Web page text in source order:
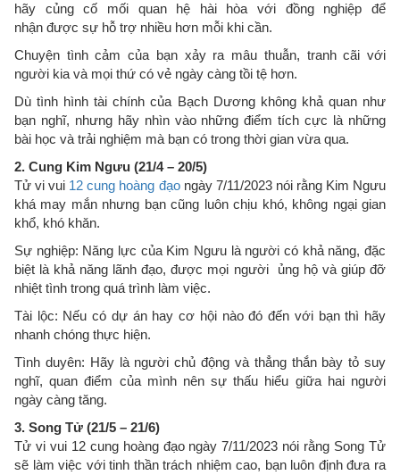
hãy củng cố mối quan hệ hài hòa với đồng nghiệp để
nhận được sự hỗ trợ nhiều hơn mỗi khi cần.
Chuyện tình cảm của bạn xảy ra mâu thuẫn, tranh cãi với
người kia và mọi thứ có vẻ ngày càng tồi tệ hơn.
Dù tình hình tài chính của Bạch Dương không khả quan như
bạn nghĩ, nhưng hãy nhìn vào những điểm tích cực là những
bài học và trải nghiệm mà bạn có trong thời gian vừa qua.
2. Cung Kim Ngưu (21/4 – 20/5)
Tử vi vui 12 cung hoàng đạongày 7/11/2023 nói rằng Kim Ngưu
khá may mắn nhưng bạn cũng luôn chịu khó, không ngại gian
khổ, khó khăn.
Sự nghiệp: Năng lực của Kim Ngưu là người có khả năng, đặc
biệt là khả năng lãnh đạo, được mọi người ủng hộ và giúp đỡ
nhiệt tình trong quá trình làm việc.
Tài lộc: Nếu có dự án hay cơ hội nào đó đến với bạn thì hãy
nhanh chóng thực hiện.
Tình duyên: Hãy là người chủ động và thẳng thắn bày tỏ suy
nghĩ, quan điểm của mình nên sự thấu hiểu giữa hai người
ngày càng tăng.
3. Song Tử (21/5 – 21/6)
Tử vi vui 12 cung hoàng đạo ngày 7/11/2023 nói rằng Song Tử
sẽ làm việc với tinh thần trách nhiệm cao, bạn luôn định đưa ra